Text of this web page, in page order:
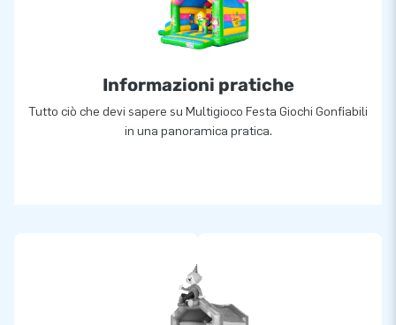
Informazioni pratiche
Tutto ciò che devi sapere su Multigioco Festa Giochi Gonfiabili
in una panoramica pratica.